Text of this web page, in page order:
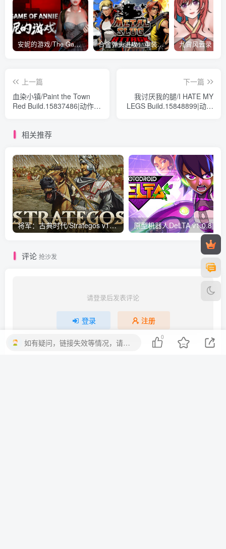
安妮的游戏/The Game of Annie v0.99981|射击动作|容量14.6GB|免安装绿色中文版 合金弹头进攻：重装上阵/METAL SLUG ATTACK RELOADED Build.16214511|策略模拟|容量2.7GB|免安装绿色中文版
上一篇
血染小镇/Paint the Town
Red Build.15837486|动作冒
下一篇
我讨厌我的腿/I HATE MY
LEGS Build.15848899|动作
相关推荐
将军：古典时代/Strategos v1892|策略战棋|容量21.3GB|免安装绿色中文版
评论 抢沙发
请登录后发表评论
登录 注册
如有疑问，链接失效等情况，请留言。
0